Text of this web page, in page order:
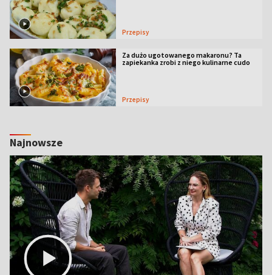
Przepisy
Za dużo ugotowanego makaronu? Ta
zapiekanka zrobi z niego kulinarne cudo
Przepisy
Najnowsze